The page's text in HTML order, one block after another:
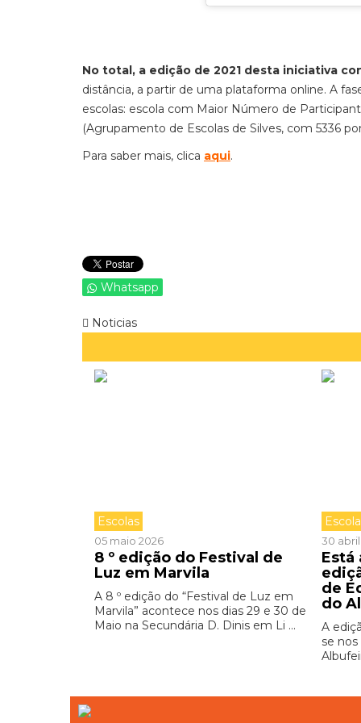
No total, a edição de 2021 desta iniciativa
distância, a partir de uma plataforma online. A
escolas: escola com Maior Número de
(Agrupamento de Escolas de Silves, com 5336
Para saber mais, clica aqui.
Whatsapp
Noticias
Escolas
05 maio 2026
8 º edição do Festival de
Luz em Marvila
A 8 º edição do “Festival de Luz em
Marvila” acontece nos dias 29 e 30 de
Maio na Secundária D. Dinis em Li ...
30
Está
de
do
A
se nos